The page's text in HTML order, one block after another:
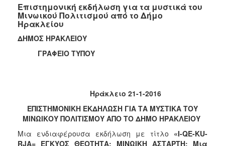
2022
2021
2020
2019
2015
2012
Επιστημονική εκδήλωση για τα μυστικά του
Μινωικού Πολιτισμού από το Δήμο
Ηρακλείου
ΔΗΜΟΣ ΗΡΑΚΛΕΙΟΥ
ΓΡΑΦΕΙΟ ΤΥΠΟΥ
Ηράκλειο 21-1-2016
ΕΠΙΣΤΗΜΟΝΙΚΗ ΕΚΔΗΛΩΣΗ ΓΙΑ ΤΑ ΜΥΣΤΙΚΑ ΤΟΥ
ΜΙΝΩΙΚΟΥ ΠΟΛΙΤΙΣΜΟΥ ΑΠΟ ΤΟ ΔΗΜΟ ΗΡΑΚΛΕΙΟΥ
Μια ενδιαφέρουσα εκδήλωση με τίτλο «I-QE-KU-
RJA= ΕΓΚΥΟΣ ΘΕΟΤΗΤΑ; ΜΙΝΩΙΚΗ ΑΣΤΑΡΤΗ; Μια